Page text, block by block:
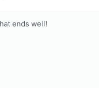
ends well!